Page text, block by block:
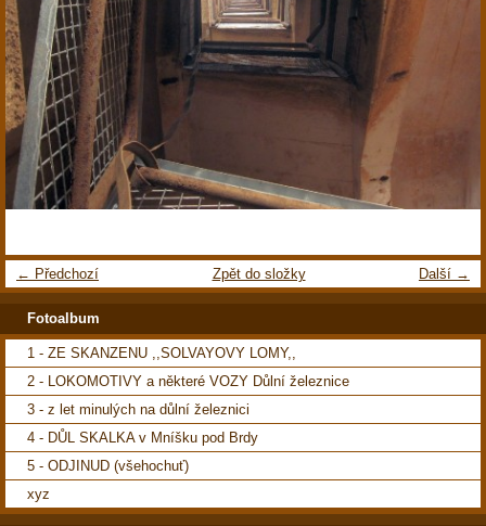
← Předchozí Další →
Zpět do složky
Fotoalbum
1 - ZE SKANZENU ,,SOLVAYOVY LOMY,,
2 - LOKOMOTIVY a některé VOZY Důlní železnice
3 - z let minulých na důlní železnici
4 - DŮL SKALKA v Mníšku pod Brdy
5 - ODJINUD (všehochuť)
xyz